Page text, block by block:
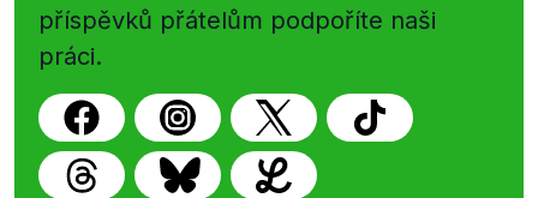
příspěvků přátelům podpoříte naši
práci.